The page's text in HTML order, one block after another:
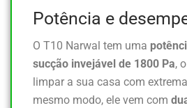
Potência e
O T10 Narwal tem uma
sucção invejável de 1800 Pa,
limpar a sua casa com
mesmo modo, ele vem com